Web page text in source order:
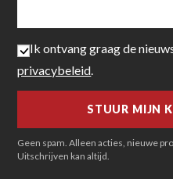
Ik ontvang graag de
privacybeleid.
Geen spam. Alleen acties, nieuwe
Uitschrijven kan altijd.